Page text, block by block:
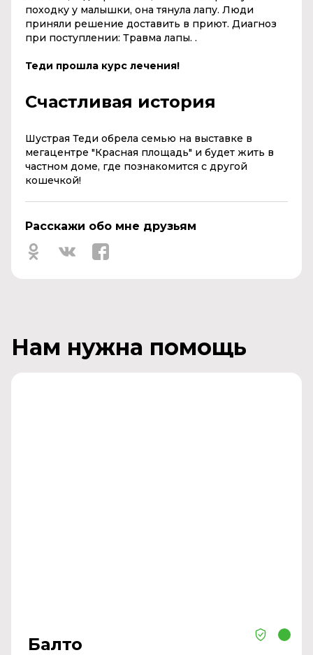
походку у малышки, она тянула лапу. Люди
приняли решение доставить в приют. Диагноз
при поступлении: Травма лапы. .
Теди прошла курс лечения!
Счастливая история
Шустрая Теди обрела семью на выставке в
мегацентре "Красная площадь" и будет жить в
частном доме, где познакомится с другой
кошечкой!
Расскажи обо мне друзьям
Нам нужна помощь
Балто